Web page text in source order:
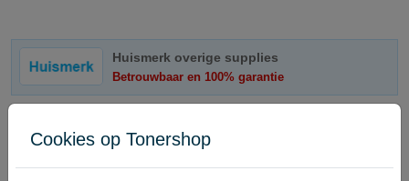
Huismerk overige supplies
Betrouwbaar en 100% garantie
Voordeel € 20,00 zwart
Cookies op Tonershop